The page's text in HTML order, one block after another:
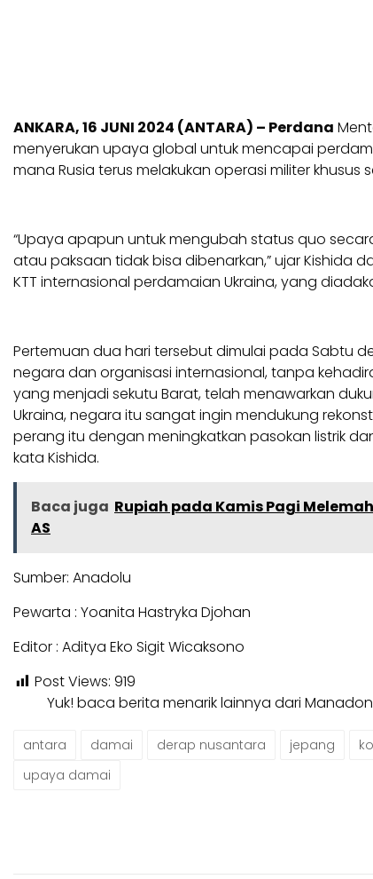
ANKARA, 16 JUNI 2024 (ANTARA) – Perdana
menyerukan upaya global untuk mencapai
mana Rusia terus melakukan operasi militer khusus
“Upaya apapun untuk mengubah status quo
atau paksaan tidak bisa dibenarkan,” ujar Kishida
KTT internasional perdamaian Ukraina, yang
Pertemuan dua hari tersebut dimulai pada Sabtu
negara dan organisasi internasional, tanpa
yang menjadi sekutu Barat, telah menawarkan
Ukraina, negara itu sangat ingin mendukung
perang itu dengan meningkatkan pasokan listrik
kata Kishida.
Baca juga Rupiah pada Kamis Pagi
AS
Sumber: Anadolu
Pewarta : Yoanita Hastryka Djohan
Editor : Aditya Eko Sigit Wicaksono
Post Views: 919
Yuk! baca berita menarik lainnya dari
antara damai derap nusantara jepang
upaya damai